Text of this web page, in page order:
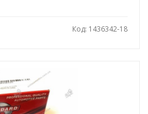
Код: 1436342-18